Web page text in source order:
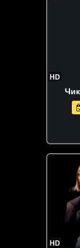
HD
HD